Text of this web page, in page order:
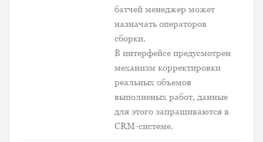
батчей менеджер может
назначать операторов
сборки.
В интерфейсе предусмотрен
механизм корректировки
реальных объемов
выполненых работ, данные
для этого запрашиваются в
CRM-системе.